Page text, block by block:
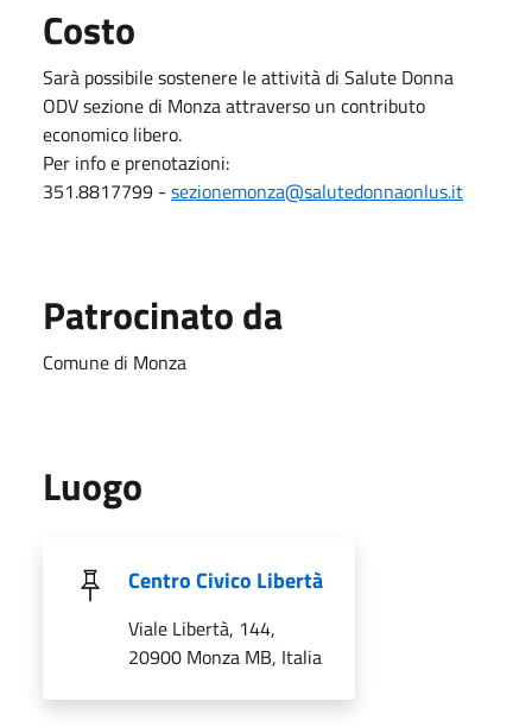
Costo
Sarà possibile sostenere le attività di Salute Donna
ODV sezione di Monza attraverso un contributo
economico libero.
Per info e prenotazioni:
351.8817799 - sezionemonza@salutedonnaonlus.it
Patrocinato da
Comune di Monza
Luogo
Centro Civico Libertà
Viale Libertà, 144,
20900 Monza MB, Italia